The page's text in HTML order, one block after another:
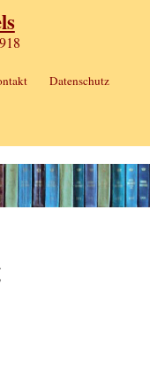
Datenschutz